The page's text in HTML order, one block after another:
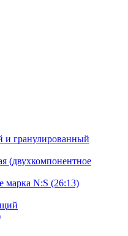
и гранулированный
(двухкомпонентное
марка N:S (26:13)